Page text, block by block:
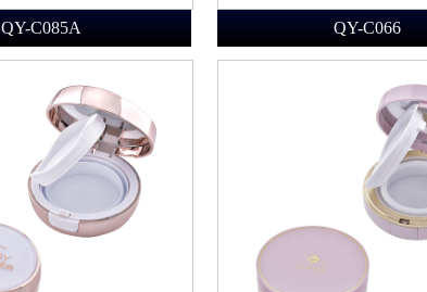
QY-C085A QY-C066